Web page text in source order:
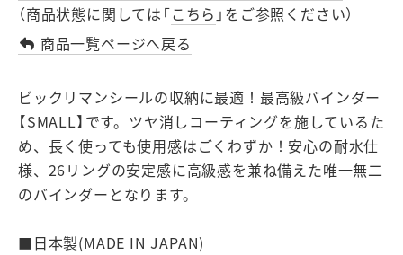
（商品状態に関しては「こちら 」をご参照ください）
商品一覧ページへ戻る
ビックリマンシールの収納に最適！最高級バインダー
【SMALL】です。ツヤ消しコーティングを施しているた
め、長く使っても使用感はごくわずか！安心の耐水仕
様、26リングの安定感に高級感を兼ね備えた唯一無二
のバインダーとなります。
■日本製(MADE IN JAPAN)